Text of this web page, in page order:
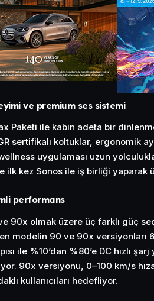
ve premium ses sistemi
Paketi ile kabin adeta bir
sertifikalı koltuklar, ergonomik
uygulaması uzun
ilk kez Sonos ile iş birliği yaparak
performans
90x olmak üzere üç farklı güç
modelin 90 ve 90x versiyonları
ile %10’dan %80’e DC hızlı
90x versiyonu, 0–100 km/s
kullanıcıları hedefliyor.